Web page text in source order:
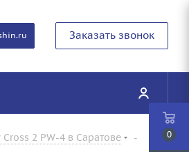
Заказать звонок
2 PW-4 в Саратове
-
0